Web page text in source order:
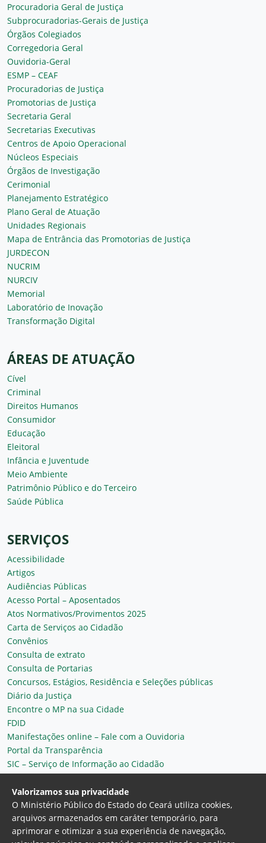
Procuradoria Geral de Justiça
Subprocuradorias-Gerais de Justiça
Órgãos Colegiados
Corregedoria Geral
Ouvidoria-Geral
ESMP – CEAF
Procuradorias de Justiça
Promotorias de Justiça
Secretaria Geral
Secretarias Executivas
Centros de Apoio Operacional
Núcleos Especiais
Órgãos de Investigação
Cerimonial
Planejamento Estratégico
Plano Geral de Atuação
Unidades Regionais
Mapa de Entrância das Promotorias de Justiça
JURDECON
NUCRIM
NURCIV
Memorial
Laboratório de Inovação
Transformação Digital
ÁREAS DE ATUAÇÃO
Cível
Criminal
Direitos Humanos
Consumidor
Educação
Eleitoral
Infância e Juventude
Meio Ambiente
Patrimônio Público e do Terceiro
Saúde Pública
SERVIÇOS
Acessibilidade
Artigos
Audiências Públicas
Acesso Portal – Aposentados
Atos Normativos/Provimentos 2025
Carta de Serviços ao Cidadão
Convênios
Consulta de extrato
Consulta de Portarias
Concursos, Estágios, Residência e Seleções públicas
Diário da Justiça
Encontre o MP na sua Cidade
FDID
Manifestações online – Fale com a Ouvidoria
Portal da Transparência
SIC – Serviço de Informação ao Cidadão
Plantão MP do Ceará
Secretaria Geral
Valorizamos sua privacidade
O Ministério Público do Estado do Ceará utiliza cookies,
arquivos armazenados em caráter temporário, para
aprimorar e otimizar a sua experiência de navegação,